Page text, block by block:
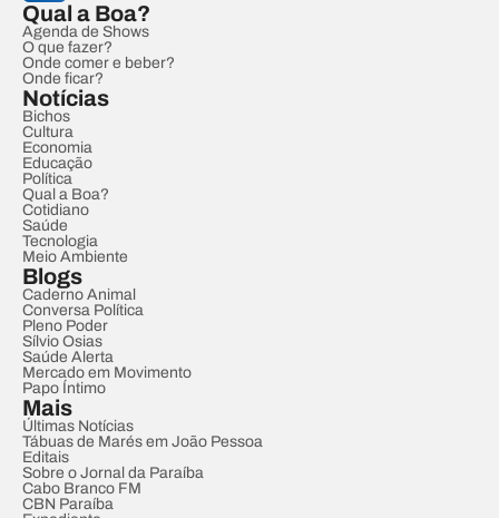
Qual a Boa?
Agenda de Shows
O que fazer?
Onde comer e beber?
Onde ficar?
Notícias
Bichos
Cultura
Economia
Educação
Política
Qual a Boa?
Cotidiano
Saúde
Tecnologia
Meio Ambiente
Blogs
Caderno Animal
Conversa Política
Pleno Poder
Sílvio Osias
Saúde Alerta
Mercado em Movimento
Papo Íntimo
Mais
Últimas Notícias
Tábuas de Marés em João Pessoa
Editais
Sobre o Jornal da Paraíba
Cabo Branco FM
CBN Paraíba